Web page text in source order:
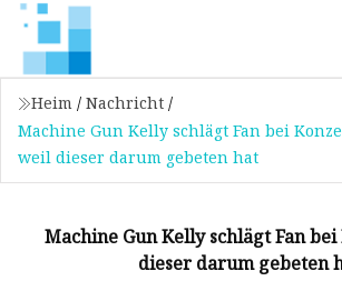
Heim / Nachricht /
Machine Gun Kelly schlägt Fan bei
weil dieser darum gebeten hat
Machine Gun Kelly schlägt Fan
dieser darum gebeten